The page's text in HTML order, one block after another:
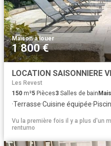
Maison·à louer
1 800 €
Les Revest
150 m²5 Pièces3 Salles de bain
·Terrasse·Cuisine équipée·
Vu la première fois il y a plus d'un
rentumo